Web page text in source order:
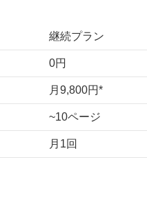
継続プラン
0円
月9,800円*
~10ページ
月1回